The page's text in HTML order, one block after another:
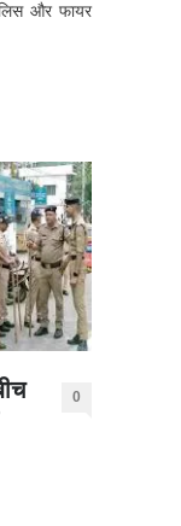
और फायर
0